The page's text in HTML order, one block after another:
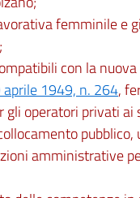
femminile e
con la
aprile 1949, n. 264,
operatori privati ai
pubblico,
amministrative